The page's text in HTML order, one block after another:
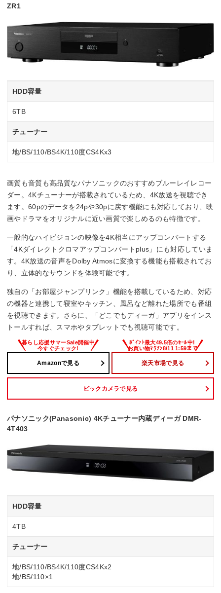
ZR1
HDD容量
6TB
チューナー
地/BS/110/BS4K/110度CS4Kx3
画質も音質も高品質なパナソニックのおすすめブルーレイレコー
ダー。4Kチューナーが搭載されているため、4K放送を視聴でき
ます。60pのデータを24pや30pに戻す機能にも対応しており、映
画やドラマをオリジナルに近い画質で楽しめるのも特徴です。
一般的なハイビジョンの映像を4K相当にアップコンバートする
「4Kダイレクトクロマアップコンバートplus」にも対応していま
す。4K放送の音声をDolby Atmosに変換する機能も搭載されてお
り、立体的なサウンドを体験可能です。
独自の「お部屋ジャンプリンク」機能を搭載しているため、対応
の機器と連携して寝室やキッチン、風呂など離れた場所でも番組
を視聴できます。さらに、「どこでもディーガ」アプリをインス
トールすれば、スマホやタブレットでも視聴可能です。
Amazonで見る 楽天市場で見る
ビックカメラで見る
パナソニック(Panasonic) 4Kチューナー内蔵ディーガ DMR-
4T403
HDD容量
4TB
チューナー
地/BS/110/BS4K/110度CS4Kx2
地/BS/110×1